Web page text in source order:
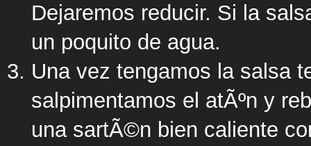
Dejaremos reducir. Si la
un poquito de agua.
Una vez tengamos la salsa
salpimentamos el atÃºn y
una sartÃ©n bien caliente